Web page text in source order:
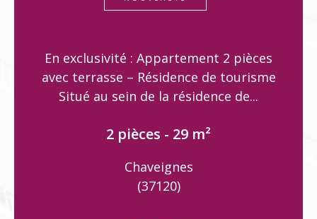
En exclusivité : Appartement 2 pièces
avec terrasse – Résidence de tourisme
Situé au sein de la résidence de...
2 pièces - 29 m²
Chaveignes
(37120)